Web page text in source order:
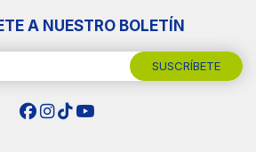
A NUESTRO BOLETÍN
SUSCRÍBETE